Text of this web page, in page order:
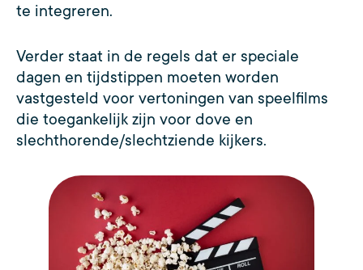
te integreren.
Verder staat in de regels dat er speciale
dagen en tijdstippen moeten worden
vastgesteld voor vertoningen van speelfilms
die toegankelijk zijn voor dove en
slechthorende/slechtziende kijkers.